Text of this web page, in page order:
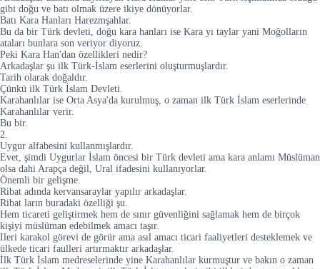
gibi doğu ve batı olmak üzere ikiye dönüyorlar.
Batı Kara Hanları Harezmşahlar.
Bu da bir Türk devleti, doğu kara hanları ise Kara yı taylar yani Moğolların
ataları bunlara son veriyor diyoruz.
Peki Kara Han'dan özellikleri nedir?
Arkadaşlar şu ilk Türk-İslam eserlerini oluşturmuşlardır.
Tarih olarak doğaldır.
Çünkü ilk Türk İslam Devleti.
Karahanlılar ise Orta Asya'da kurulmuş, o zaman ilk Türk İslam eserlerinde
Karahanlılar verir.
Bu bir.
2.
Uygur alfabesini kullanmışlardır.
Evet, şimdi Uygurlar İslam öncesi bir Türk devleti ama kara anlamı Müslüman
olsa dahi Arapça değil, Ural ifadesini kullanıyorlar.
Önemli bir gelişme.
Ribat adında kervansaraylar yapılır arkadaşlar.
Ribat ların buradaki özelliği şu.
Hem ticareti geliştirmek hem de sınır güvenliğini sağlamak hem de birçok
kişiyi müslüman edebilmek amacı taşır.
Ileri karakol görevi de görür ama asıl amacı ticari faaliyetleri desteklemek ve
ülkede ticari faulleri artırmaktır arkadaşlar.
İlk Türk İslam medreselerinde yine Karahanlılar kurmuştur ve bakın o zaman